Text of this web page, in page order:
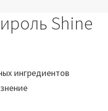
Shine
ингредиентов